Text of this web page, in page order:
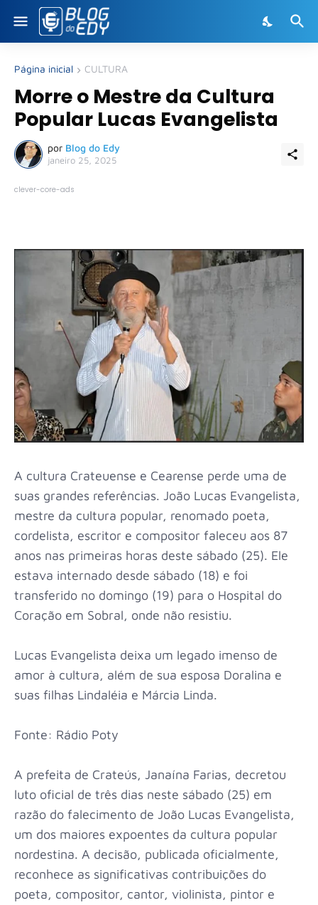
Página inicial CULTURA
Morre o Mestre da Cultura
Popular Lucas Evangelista
por Blog do Edy
janeiro 25, 2025
clever-core-ads
A cultura Crateuense e Cearense perde uma de
suas grandes referências. João Lucas Evangelista,
mestre da cultura popular, renomado poeta,
cordelista, escritor e compositor faleceu aos 87
anos nas primeiras horas deste sábado (25). Ele
estava internado desde sábado (18) e foi
transferido no domingo (19) para o Hospital do
Coração em Sobral, onde não resistiu.
Lucas Evangelista deixa um legado imenso de
amor à cultura, além de sua esposa Doralina e
suas filhas Lindaléia e Márcia Linda.
Fonte: Rádio Poty
A prefeita de Crateús, Janaína Farias, decretou
luto oficial de três dias neste sábado (25) em
razão do falecimento de João Lucas Evangelista,
um dos maiores expoentes da cultura popular
nordestina. A decisão, publicada oficialmente,
reconhece as significativas contribuições do
poeta, compositor, cantor, violinista, pintor e